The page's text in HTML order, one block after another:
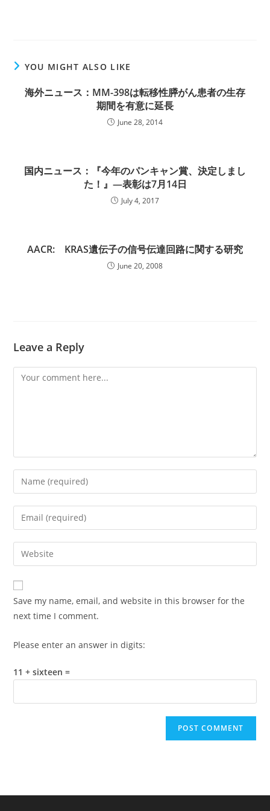
YOU MIGHT ALSO LIKE
海外ニュース：MM-398は転移性膵がん患者の生存
期間を有意に延長
June 28, 2014
国内ニュース：『今年のパンキャン賞、決定しまし
た！』―表彰は7月14日
July 4, 2017
AACR: KRAS遺伝子の信号伝達回路に関する研究
June 20, 2008
Leave a Reply
Comment
Enter
your
name
comment
Enter
your
email
address
comment
Enter
your
website
URL
(optional)
Save my name, email, and website in this browser for the
next time I comment.
Please enter an answer in digits:
11 + sixteen =